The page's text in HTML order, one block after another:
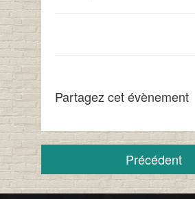
Partagez cet évènement
Précédent